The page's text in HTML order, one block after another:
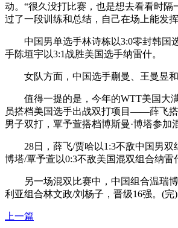
动。“很久没打比赛，也是想去看看时隔
过了一段训练和总结，自己在场上能发
中国男单选手林诗栋以3:0零封韩国
手陈垣宇以3:1战胜美国选手纳雷什。
女队方面，中国选手蒯曼、王曼昱和
值得一提的是，今年的WTT美国大
员搭档美国选手出战双打项目——薛飞
男子双打，覃予萱搭档博斯曼·博塔参加
28日，薛飞/贾哈以1:3不敌中国男双
博塔/覃予萱以0:3不敌美国混双组合纳雷
另一场混双比赛中，中国组合温瑞博
利亚组合林文政/刘杨子，晋级16强。(完)
上一篇